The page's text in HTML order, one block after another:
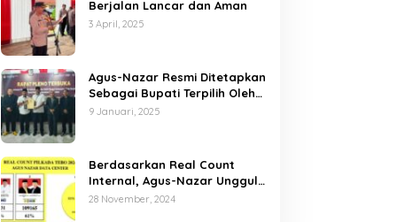
Berjalan Lancar dan Aman
3 April, 2025
Agus-Nazar Resmi Ditetapkan
Sebagai Bupati Terpilih Oleh
KPU Kabupaten Tebo
9 Januari, 2025
Berdasarkan Real Count
Internal, Agus-Nazar Unggul
61 Persen dari Aspan-Tono
28 November, 2024